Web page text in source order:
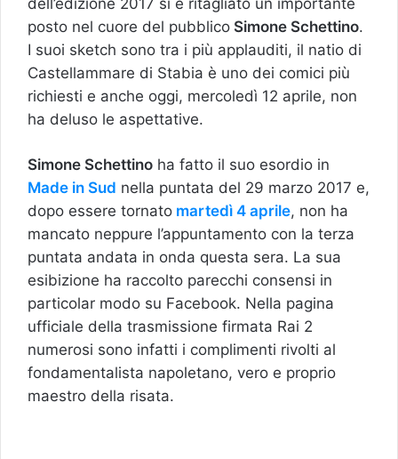
posto nel cuore del pubblico Simone Schettino.
I suoi sketch sono tra i più applauditi, il natio di
Castellammare di Stabia è uno dei comici più
richiesti e anche oggi, mercoledì 12 aprile, non
ha deluso le aspettative.
Simone Schettino ha fatto il suo esordio in
Made in Sud nella puntata del 29 marzo 2017 e,
dopo essere tornato martedì 4 aprile, non ha
mancato neppure l’appuntamento con la terza
puntata andata in onda questa sera. La sua
esibizione ha raccolto parecchi consensi in
particolar modo su Facebook. Nella pagina
ufficiale della trasmissione firmata Rai 2
numerosi sono infatti i complimenti rivolti al
fondamentalista napoletano, vero e proprio
maestro della risata.